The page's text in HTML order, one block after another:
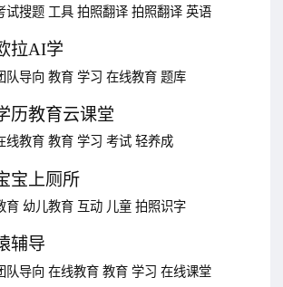
试搜题 工具 拍照翻译 拍照翻译 英语
拉AI学
队导向 教育 学习 在线教育 题库
历教育云课堂
线教育 教育 学习 考试 轻养成
宝上厕所
育 幼儿教育 互动 儿童 拍照识字
辅导
队导向 在线教育 教育 学习 在线课堂